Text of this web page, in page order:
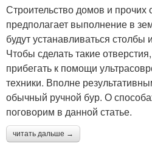
Строительство домов и прочих
предполагает выполнение в
будут устанавливаться столбы
Чтобы сделать такие
прибегать к помощи
техники. Вполне
обычный ручной бур. О
поговорим в данной статье.
читать дальше →